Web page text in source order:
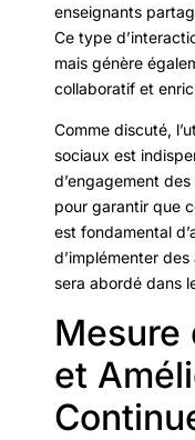
enseignants
Ce type
mais génère
collaboratif et
Comme discuté,
sociaux est
d’engagement
pour garantir que
est fondamental
d’implémenter
sera abordé dans
Mesure
et